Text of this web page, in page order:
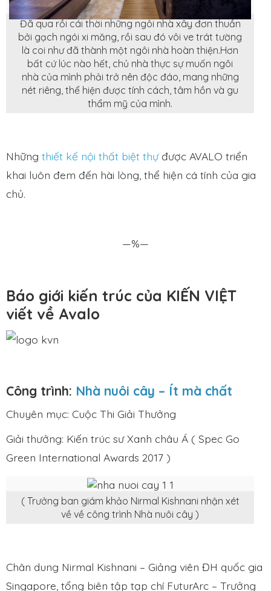
Đã qua rồi cái thời những ngôi nhà xây đơn thuần
bởi gạch ngói xi măng, rồi sau đó vôi ve trát tường
là coi như đã thành một ngôi nhà hoàn thiện.Hơn
bất cứ lúc nào hết, chủ nhà thực sự muốn ngôi
nhà của mình phải trở nên độc đáo, mang những
nét riêng, thể hiện được tính cách, tâm hồn và gu
thẩm mỹ của mình.
Những thiết kế nội thất biệt thựđược AVALO triển
khai luôn đem đến hài lòng, thể hiện cá tính của gia
chủ.
—%—
Báo giới kiến trúc của KIẾN VIỆT
viết về Avalo
Công trình: Nhà nuôi cây – Ít mà chất
Chuyên mục: Cuộc Thi Giải Thưởng
Giải thưởng: Kiến trúc sư Xanh châu Á ( Spec Go
Green International Awards 2017 )
( Trưởng ban giám khảo Nirmal Kishnani nhận xét
về về công trình Nhà nuôi cây )
Chân dung Nirmal Kishnani – Giảng viên ĐH quốc gia
Singapore, tổng biên tập tạp chí FuturArc – Trưởng